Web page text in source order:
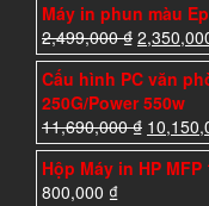
Máy in phun màu
2,499,000₫
Cấu hình PC văn
250G/Power 550w
11,690,000₫
Hộp Máy in HP
800,000 ₫